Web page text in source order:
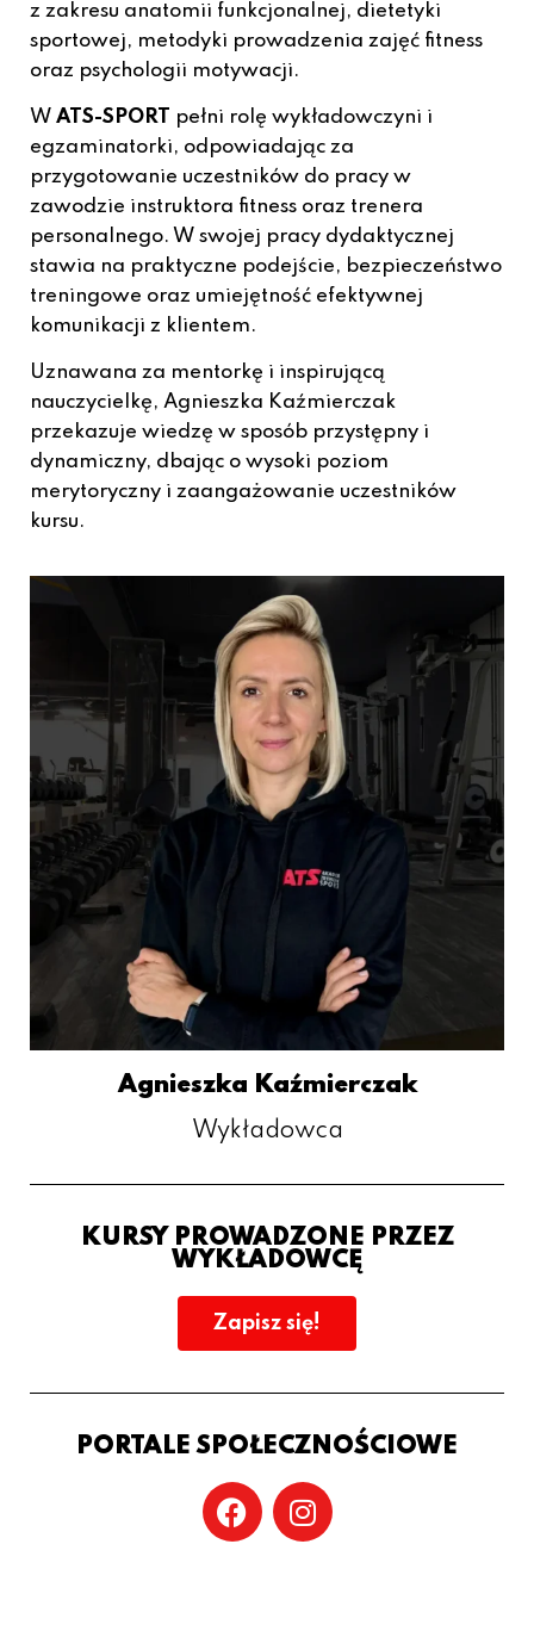
z zakresu anatomii funkcjonalnej, dietetyki
sportowej, metodyki prowadzenia zajęć fitness
oraz psychologii motywacji.
W ATS-SPORT
pełni rolę wykładowczyni i
egzaminatorki, odpowiadając za
przygotowanie uczestników do pracy w
zawodzie instruktora fitness oraz trenera
personalnego. W swojej pracy dydaktycznej
stawia na praktyczne podejście, bezpieczeństwo
treningowe oraz umiejętność efektywnej
komunikacji z klientem.
Uznawana za mentorkę i inspirującą
nauczycielkę, Agnieszka Kaźmierczak
przekazuje wiedzę w sposób przystępny i
dynamiczny, dbając o wysoki poziom
merytoryczny i zaangażowanie uczestników
kursu.
Agnieszka Kaźmierczak
Wykładowca
KURSY PROWADZONE PRZEZ
WYKŁADOWCĘ
Zapisz się!
PORTALE SPOŁECZNOŚCIOWE